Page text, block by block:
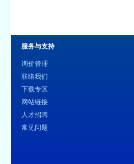
服务与支持
询价管理
联络我们
下载专区
网站链接
人才招聘
常见问题